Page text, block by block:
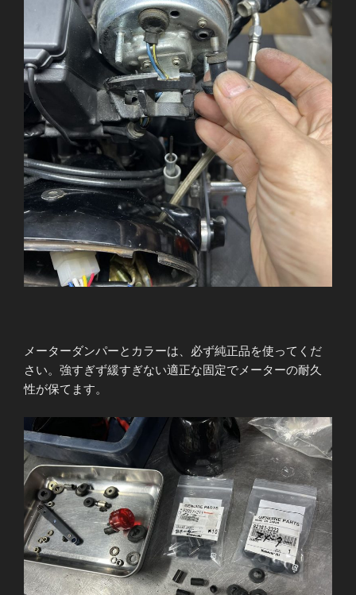
メーターダンパーとカラーは、必ず純正品を使ってくだ
さい。強すぎず緩すぎない適正な固定でメーターの耐久
性が保てます。